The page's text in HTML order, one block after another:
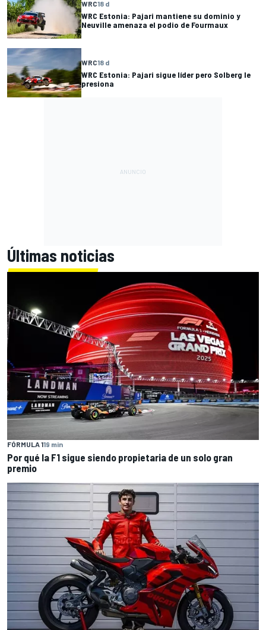
WRC18 d
WRC Estonia: Pajari mantiene su dominio y
Neuville amenaza el podio de Fourmaux
WRC18 d
WRC Estonia: Pajari sigue líder pero Solberg le
presiona
Últimas noticias
FÓRMULA 119 min
Por qué la F1 sigue siendo propietaria de un solo gran
premio